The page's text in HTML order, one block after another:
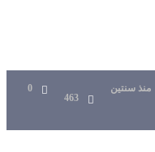
منذ سنتين
463
0